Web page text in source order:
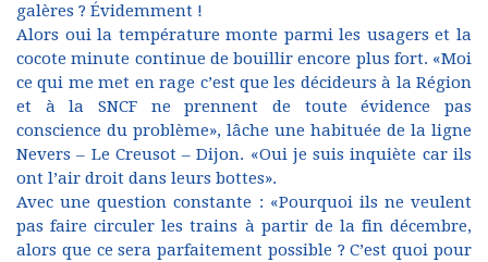
galères ? Évidemment !
Alors oui la température monte parmi les usagers et la
cocote minute continue de bouillir encore plus fort. «Moi
ce qui me met en rage c’est que les décideurs à la Région
et à la SNCF ne prennent de toute évidence pas
conscience du problème», lâche une habituée de la ligne
Nevers – Le Creusot – Dijon. «Oui je suis inquiète car ils
ont l’air droit dans leurs bottes».
Avec une question constante : «Pourquoi ils ne veulent
pas faire circuler les trains à partir de la fin décembre,
alors que ce sera parfaitement possible ? C’est quoi pour